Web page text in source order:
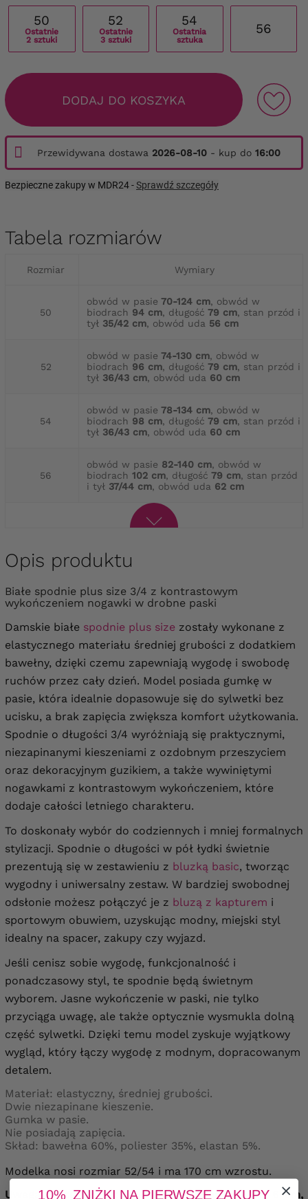
50
Ostatnie
2 sztuki
52
Ostatnie
3 sztuki
54
Ostatnia
sztuka
56
DODAJ DO KOSZYKA
Przewidywana dostawa 2026-08-10 - kup do 16:00
Bezpieczne zakupy w MDR24 -Sprawdź szczegóły
Tabela rozmiarów
Rozmiar Wymiary
50
obwód w pasie 70-124 cm, obwód w
biodrach 94 cm, długość 79 cm, stan przód i
tył 35/42 cm, obwód uda 56 cm
52
obwód w pasie 74-130 cm, obwód w
biodrach 96 cm, długość 79 cm, stan przód i
tył 36/43 cm, obwód uda 60 cm
54
obwód w pasie 78-134 cm, obwód w
biodrach 98 cm, długość 79 cm, stan przód i
tył 36/43 cm, obwód uda 60 cm
56
obwód w pasie 82-140 cm, obwód w
biodrach 102 cm, długość 79 cm, stan przód
i tył 37/44 cm, obwód uda 62 cm
Opis produktu
Białe spodnie plus size 3/4 z kontrastowym
wykończeniem nogawki w drobne paski
Damskie białe spodnie plus size zostały wykonane z
elastycznego materiału średniej grubości z dodatkiem
bawełny, dzięki czemu zapewniają wygodę i swobodę
ruchów przez cały dzień. Model posiada gumkę w
pasie, która idealnie dopasowuje się do sylwetki bez
ucisku, a brak zapięcia zwiększa komfort użytkowania.
Spodnie o długości 3/4 wyróżniają się praktycznymi,
niezapinanymi kieszeniami z ozdobnym przeszyciem
oraz dekoracyjnym guzikiem, a także wywiniętymi
nogawkami z kontrastowym wykończeniem, które
dodaje całości letniego charakteru.
To doskonały wybór do codziennych i mniej formalnych
stylizacji. Spodnie o długości w pół łydki świetnie
prezentują się w zestawieniu z bluzką basic, tworząc
wygodny i uniwersalny zestaw. W bardziej swobodnej
odsłonie możesz połączyć je z bluzą z kapturem i
sportowym obuwiem, uzyskując modny, miejski styl
idealny na spacer, zakupy czy wyjazd.
Jeśli cenisz sobie wygodę, funkcjonalność i
ponadczasowy styl, te spodnie będą świetnym
wyborem. Jasne wykończenie w paski, nie tylko
przyciąga uwagę, ale także optycznie wysmukla dolną
część sylwetki. Dzięki temu model zyskuje wyjątkowy
wygląd, który łączy wygodę z modnym, dopracowanym
detalem.
Materiał: elastyczny, średniej grubości.
Dwie niezapinane kieszenie.
Gumka w pasie.
Nie posiadają zapięcia.
Skład: bawełna 60%, poliester 35%, elastan 5%.
Modelka nosi rozmiar 52/54 i ma 170 cm wzrostu.
Uwaga! Materiał jest elastyczny rozciąga się +/- 6 cm,
10% ZNIŻKI NA PIERWSZE ZAKUPY